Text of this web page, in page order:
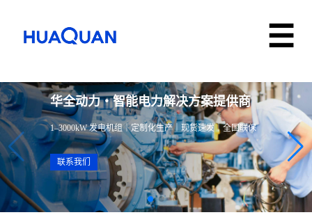
华全动力・智能电力解决方案提供商
1–3000kW 发电机组｜定制化生产｜现货速发｜全国联保
联系我们